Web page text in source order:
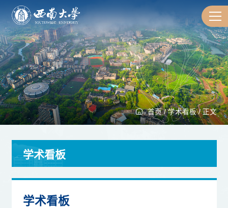
首页/学术看板/正文
学术看板
学术看板